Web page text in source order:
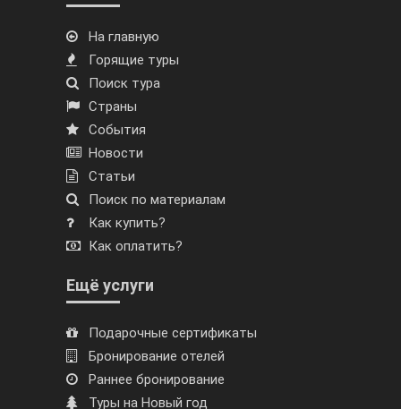
На главную
Горящие туры
Поиск тура
Страны
События
Новости
Статьи
Поиск по материалам
Как купить?
Как оплатить?
Ещё услуги
Подарочные сертификаты
Бронирование отелей
Раннее бронирование
Туры на Новый год